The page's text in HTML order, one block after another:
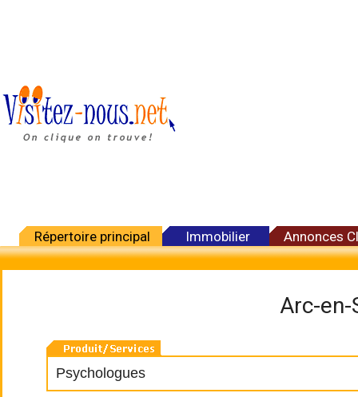
Répertoire principal Immobilier Annonces
Arc-en-
Psychologues